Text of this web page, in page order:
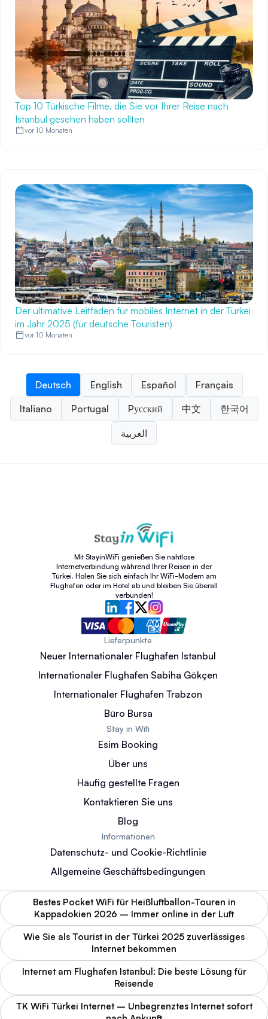
Top 10 Türkische Filme, die Sie vor Ihrer Reise nach
Istanbul gesehen haben sollten
vor 10 Monaten
Der ultimative Leitfaden für mobiles Internet in der Türkei
im Jahr 2025 (für deutsche Touristen)
vor 10 Monaten
Deutsch English Español
Français
Italiano
Portugal Pусский 中文 한국어
العربية
Mit StayinWiFi genießen Sie nahtlose
Internetverbindung während Ihrer Reisen in der
Türkei. Holen Sie sich einfach Ihr WiFi-Modem am
Flughafen oder im Hotel ab und bleiben Sie überall
verbunden!
Lieferpunkte
Neuer Internationaler Flughafen Istanbul
Internationaler Flughafen Sabiha Gökçen
Internationaler Flughafen Trabzon
Büro Bursa
Stay in Wifi
Esim Booking
Über uns
Häufig gestellte Fragen
Kontaktieren Sie uns
Blog
Informationen
Datenschutz- und Cookie-Richtlinie
Allgemeine Geschäftsbedingungen
Bestes Pocket WiFi für Heißluftballon-Touren in
Kappadokien 2026 – Immer online in der Luft
Wie Sie als Tourist in der Türkei 2025 zuverlässiges
Internet bekommen
Internet am Flughafen Istanbul: Die beste Lösung für
Reisende
TK WiFi Türkei Internet – Unbegrenztes Internet sofort